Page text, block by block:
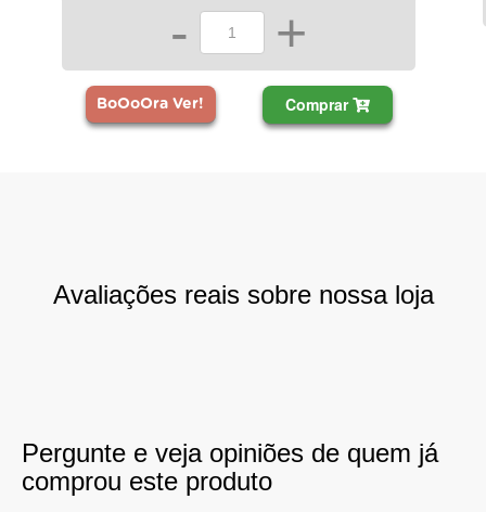
- +
BoOoOra Ver! Comprar
Avaliações reais sobre nossa loja
Pergunte e veja opiniões de quem já
comprou este produto